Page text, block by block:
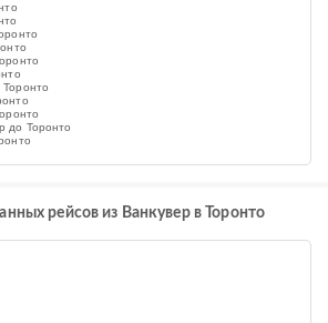
до Торонто
рейсов из Ванкувер в Торонто